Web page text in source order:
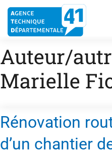
Aller
contenu
Auteur/
Marielle
Rénovation
d’un chantier